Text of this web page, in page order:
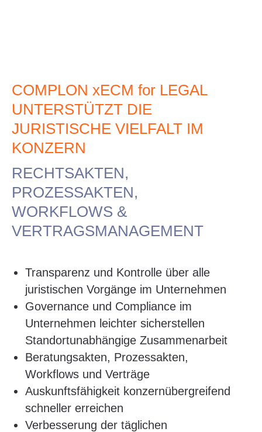
COMPLON xECM for LEGAL
UNTERSTÜTZT DIE
JURISTISCHE VIELFALT IM
KONZERN
RECHTSAKTEN,
PROZESSAKTEN,
WORKFLOWS &
VERTRAGSMANAGEMENT
Transparenz und Kontrolle über alle
juristischen Vorgänge im Unternehmen
Governance und Compliance im
Unternehmen leichter sicherstellen
Standortunabhängige Zusammenarbeit
Beratungsakten, Prozessakten,
Workflows und Verträge
Auskunftsfähigkeit konzernübergreifend
schneller erreichen
Verbesserung der täglichen